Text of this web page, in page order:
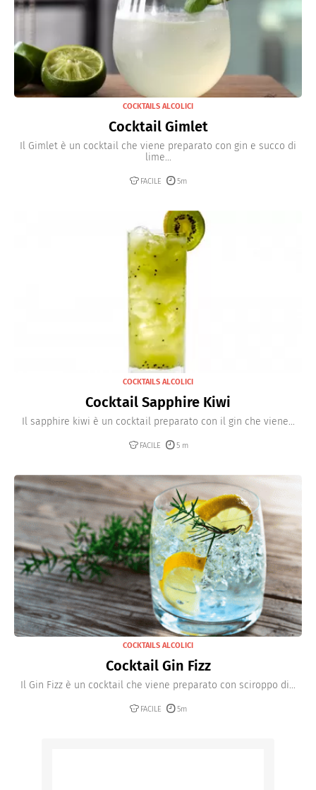
COCKTAILS ALCOLICI
Cocktail Gimlet
Il Gimlet è un cocktail che viene preparato con gin e succo di
lime...
FACILE 5m
COCKTAILS ALCOLICI
Cocktail Sapphire Kiwi
Il sapphire kiwi è un cocktail preparato con il gin che viene...
FACILE 5 m
COCKTAILS ALCOLICI
Cocktail Gin Fizz
Il Gin Fizz è un cocktail che viene preparato con sciroppo di...
FACILE 5m